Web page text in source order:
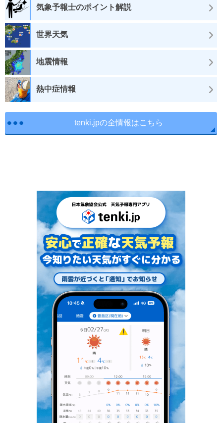
気象予報士のポイント解説
世界天気
地震情報
熱中症情報
tenki.jpの全情報はこちら